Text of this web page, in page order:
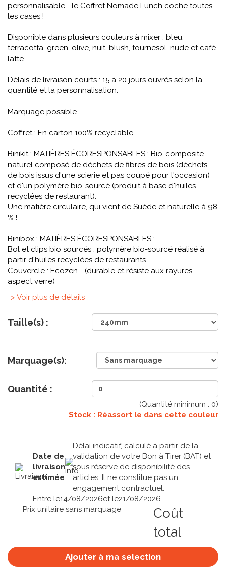
personnalisable... le Coffret Nomade Lunch coche toutes
les cases !
Disponible dans plusieurs couleurs à mixer : bleu,
terracotta, green, olive, nuit, blush, tournesol, nude et café
latte.
Délais de livraison courts : 15 à 20 jours ouvrés selon la
quantité et la personnalisation.
Marquage possible
Coffret : En carton 100% recyclable
Binikit : MATIÈRES ÉCORESPONSABLES : Bio-composite
naturel composé de déchets de fibres de bois (déchets
de bois issus d'une scierie et pas coupé pour l'occasion)
et d'un polymère bio-sourcé (produit à base d'huiles
recyclées de restaurant).
Une matière circulaire, qui vient de Suède et naturelle à 98
% !
Binibox : MATIÈRES ÉCORESPONSABLES :
Bol et clips bio sourcés : polymère bio-sourcé réalisé à
partir d'huiles recyclées de restaurants
Couvercle : Ecozen - (durable et résiste aux rayures -
aspect verre)
> Voir plus de détails
Taille(s) :
Marquage(s):
Quantité :
(Quantité minimum : 0)
Stock : Réassort le dans cette couleur
Date de
livraison
estimée
Délai indicatif, calculé à partir de la
validation de votre Bon à Tirer (BAT) et
sous réserve de disponibilité des
articles. Il ne constitue pas un
engagement contractuel.
Entre le14/08/2026et le21/08/2026
Prix unitaire sans marquage
Coût
total
Ajouter à ma selection